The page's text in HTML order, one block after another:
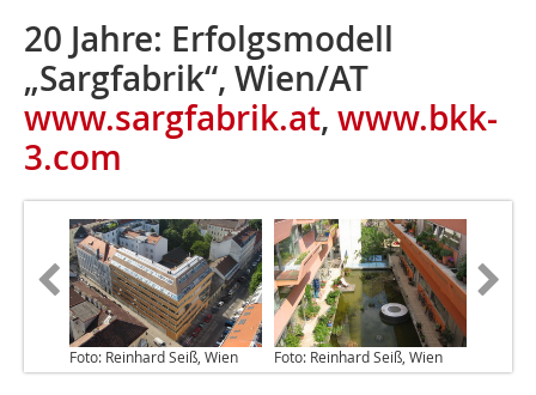
20 Jahre: Erfolgsmodell
„Sargfabrik“, Wien/AT
www.sargfabrik.at, www.bkk-
3.com
Foto: Reinhard Seiß, Wien Foto: Reinhard Seiß, Wien